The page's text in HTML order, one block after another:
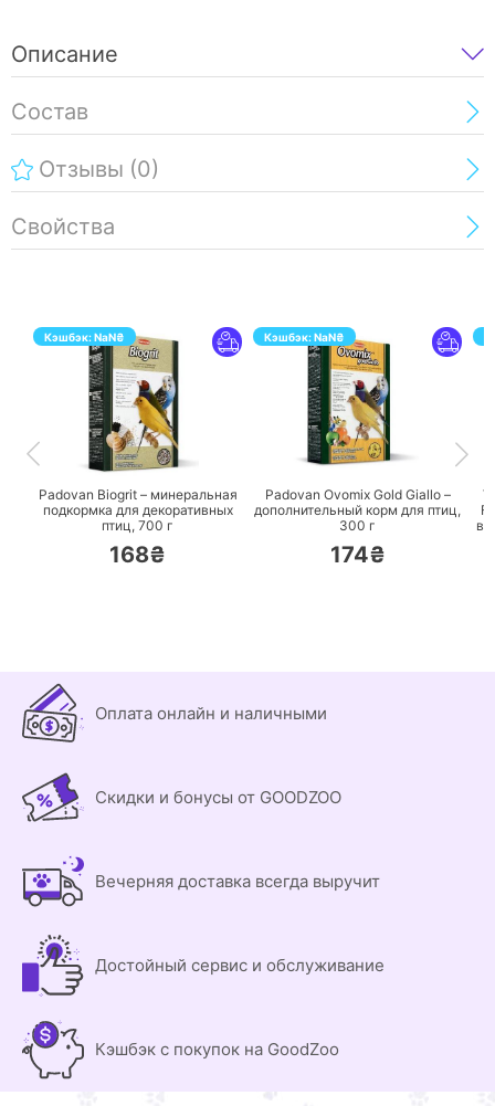
Описание
Состав
Отзывы (0)
Свойства
Кэшбэк:NaN₴
ПЕРЕЙТИ
Padovan Biogrit – минеральная
подкормка для декоративных
птиц, 700 г
168₴
Кэшбэк:NaN₴
ПЕРЕЙТИ
Padovan Ovomix Gold Giallo –
дополнительный корм для птиц,
300 г
174₴
Оплата онлайн и наличными
Скидки и бонусы от GOODZOO
Вечерняя доставка всегда выручит
Достойный сервис и обслуживание
Кэшбэк с покупок на GoodZoo